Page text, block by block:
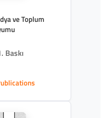
ve Toplum
Baskı